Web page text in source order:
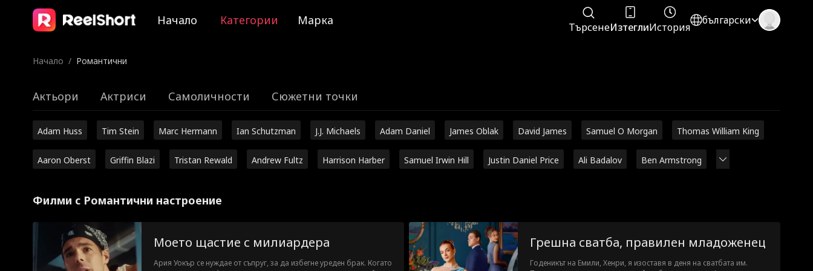
Начало Категории Марка ТърсенеИзтеглиИстория
български
Начало / Романтични
Актьори Актриси Самоличности Сюжетни точки
Adam Huss Tim Stein Marc Hermann Ian Schutzman J.J. Michaels Adam Daniel James Oblak David James Samuel O Morgan Thomas William King
Aaron Oberst Griffin Blazi Tristan Rewald Andrew Fultz Harrison Harber Samuel Irwin Hill Justin Daniel Price Ali Badalov Ben Armstrong
Филми с Романтични настроение
Моето щастие с милиардера
Ария Уокър се нуждае от съпруг, за да избегне уреден брак. Когато
Грешна сватба, правилен младоженец
Годеникът на Емили, Хенри, я изоставя в деня на сватбата им.